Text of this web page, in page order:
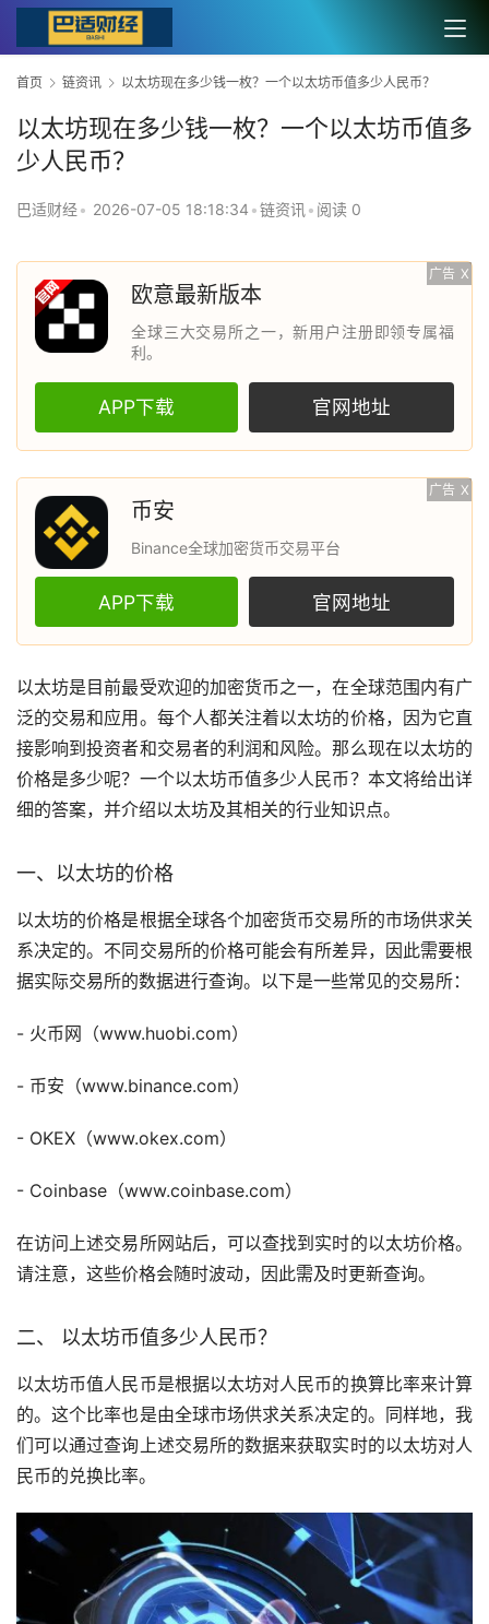
首页 链资讯 以太坊现在多少钱一枚？一个以太坊币值多少人民币？
以太坊现在多少钱一枚？一个以太坊币值多
少人民币？
巴适财经• 2026-07-05 18:18:34 •链资讯 • 阅读 0
广告 X
欧意最新版本
全球三大交易所之一，新用户注册即领专属福
利。
APP下载 官网地址
广告 X
币安
Binance全球加密货币交易平台
APP下载 官网地址
以太坊是目前最受欢迎的加密货币之一，在全球范围内有广
泛的交易和应用。每个人都关注着以太坊的价格，因为它直
接影响到投资者和交易者的利润和风险。那么现在以太坊的
价格是多少呢？一个以太坊币值多少人民币？本文将给出详
细的答案，并介绍以太坊及其相关的行业知识点。
一、以太坊的价格
以太坊的价格是根据全球各个加密货币交易所的市场供求关
系决定的。不同交易所的价格可能会有所差异，因此需要根
据实际交易所的数据进行查询。以下是一些常见的交易所：
- 火币网（www.huobi.com）
- 币安 （www.binance.com）
- OKEX（www.okex.com）
- Coinbase（www.coinbase.com）
在访问上述交易所网站后，可以查找到实时的以太坊价格。
请注意，这些价格会随时波动，因此需及时更新查询。
二、 以太坊币值多少人民币？
以太坊币值人民币是根据以太坊对人民币的换算比率来计算
的。这个比率也是由全球市场供求关系决定的。同样地，我
们可以通过查询上述交易所的数据来获取实时的以太坊对人
民币的兑换比率。